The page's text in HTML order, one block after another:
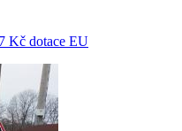
Kč dotace EU